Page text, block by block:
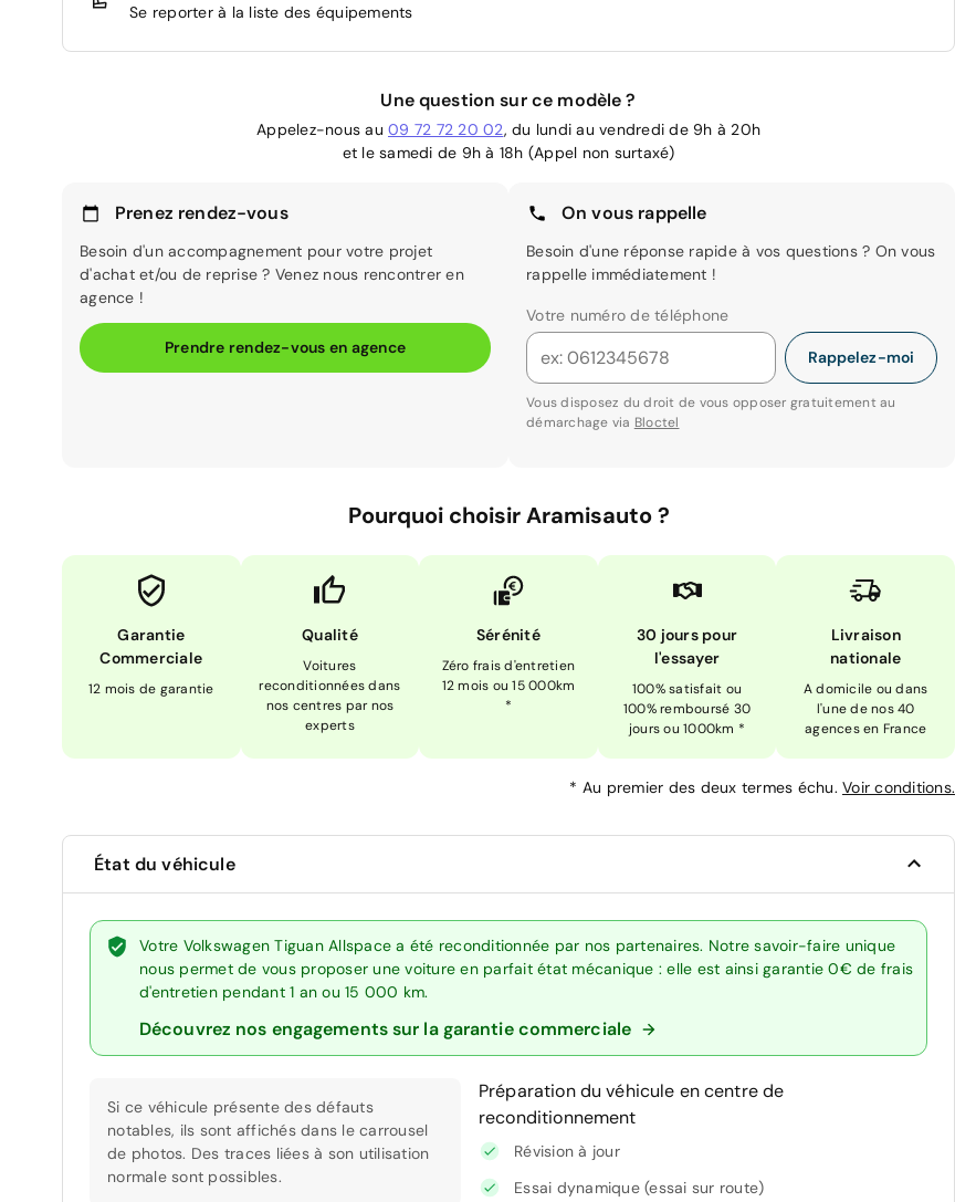
Se reporter à la liste des équipements
Une question sur ce modèle ?
Appelez-nous au 09 72 72 20 02, du lundi au vendredi de 9h à 20h
et le samedi de 9h à 18h (Appel non surtaxé)
Prenez rendez-vous
Besoin d'un accompagnement pour votre projet
d'achat et/ou de reprise ? Venez nous rencontrer en
agence !
Prendre rendez-vous en agence
On vous rappelle
Besoin d'une réponse rapide à vos questions ? On vous
rappelle immédiatement !
Votre numéro de téléphone
Rappelez-moi
Vous disposez du droit de vous opposer gratuitement au
démarchage via Bloctel
Pourquoi choisir Aramisauto ?
Garantie
Commerciale
12 mois de garantie
Qualité
Voitures
reconditionnées dans
nos centres par nos
experts
Sérénité
Zéro frais d'entretien
12 mois ou 15 000km
*
30 jours pour
l'essayer
100% satisfait ou
100% remboursé 30
jours ou 1000km *
Livraison
nationale
A domicile ou dans
l'une de nos 40
agences en France
* Au premier des deux termes échu. Voir conditions.
État du véhicule
Votre Volkswagen Tiguan Allspace a été reconditionnée par nos partenaires. Notre savoir-faire unique
nous permet de vous proposer une voiture en parfait état mécanique : elle est ainsi garantie 0€ de frais
d'entretien pendant 1 an ou 15 000 km.
Découvrez nos engagements sur la garantie commerciale
Si ce véhicule présente des défauts
notables, ils sont affichés dans le carrousel
de photos. Des traces liées à son utilisation
normale sont possibles.
Préparation du véhicule en centre de
reconditionnement
Révision à jour
Essai dynamique (essai sur route)